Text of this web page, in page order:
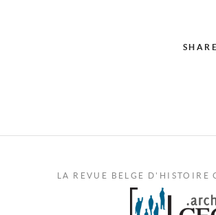
SHARE
LA REVUE BELGE D'HISTOIRE